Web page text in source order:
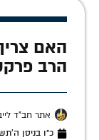
האם
הרב
אתר חב"ד
כ״ו בניסן